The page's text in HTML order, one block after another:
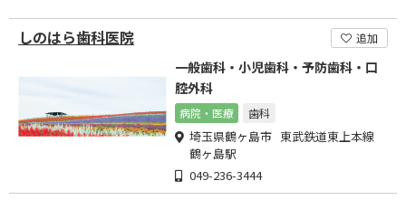
しのはら歯科医院 追加
一般歯科・小児歯科・予防歯科・口
腔外科
病院・医療 歯科
埼玉県鶴ヶ島市 東武鉄道東上本線
鶴ヶ島駅
049-236-3444